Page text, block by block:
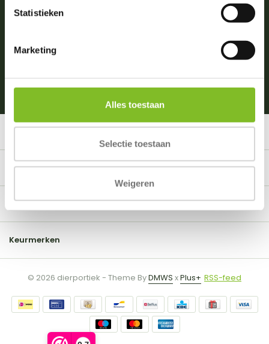
Statistieken
Marketing
Alles toestaan
Selectie toestaan
Weigeren
Klantenservice
Mijn account
Informatie
Keurmerken
© 2026 dierportiek - Theme ByDMWS xPlus+ RSS-feed